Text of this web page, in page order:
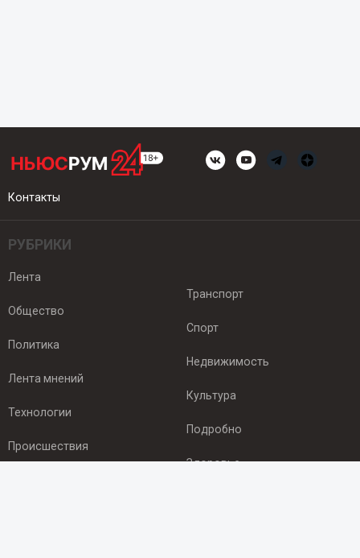
Контакты
РУБРИКИ
Лента
Общество
Политика
Лента мнений
Технологии
Происшествия
Транспорт
Спорт
Недвижимость
Культура
Подробно
Здоровье